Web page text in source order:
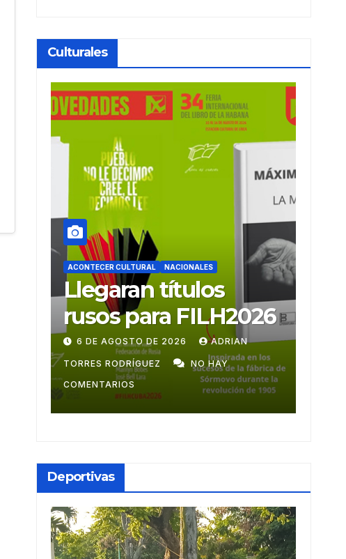
Culturales
ACONTECER CULTURAL
Ballet Laura Alonso
emprende gira
centroamericana
28 DE JULIO DE 2026 ADRIAN TORRES
RODRÍGUEZ NO HAY COMENTARIOS
Deportivas